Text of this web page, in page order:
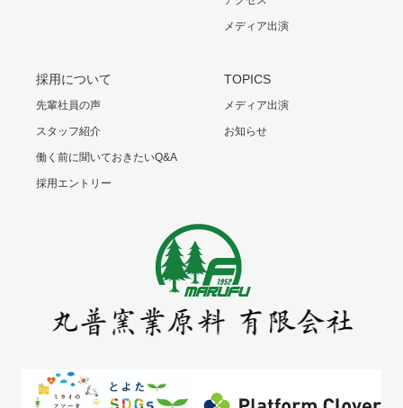
メディア出演
採用について
先輩社員の声
スタッフ紹介
働く前に聞いておきたいQ&A
採用エントリー
TOPICS
メディア出演
お知らせ